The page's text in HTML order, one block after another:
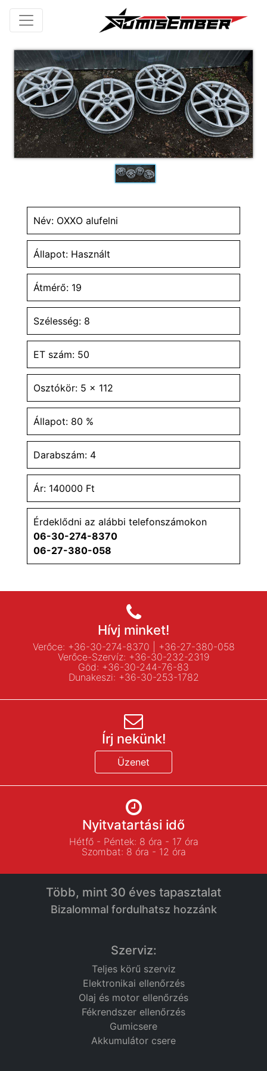
Név: OXXO alufelni
Állapot: Használt
Átmérő: 19
Szélesség: 8
ET szám: 50
Osztókör: 5 x 112
Állapot: 80 %
Darabszám: 4
Ár: 140000 Ft
Érdeklődni az alábbi telefonszámokon
06-30-274-8370
06-27-380-058
Hívj minket!
Verőce: +36-30-274-8370
+36-27-380-058
Verőce-Szervíz: +36-30-232-2319
Göd: +36-30-244-76-83
Dunakeszi: +36-30-253-1782
Írj nekünk!
Üzenet
Nyitvatartási idő
Hétfő - Péntek: 8 óra - 17 óra
Szombat: 8 óra - 12 óra
Több, mint 30 éves tapasztalat
Bizalommal fordulhatsz hozzánk
Szerviz:
Teljes körű szerviz
Elektronikai ellenőrzés
Olaj és motor ellenőrzés
Fékrendszer ellenőrzés
Gumicsere
Akkumulátor csere